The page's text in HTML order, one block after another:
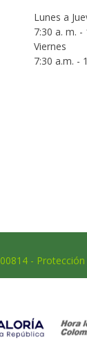
Lunes a
7:30 a. m. -
Viernes
7:30 a.m. -
-